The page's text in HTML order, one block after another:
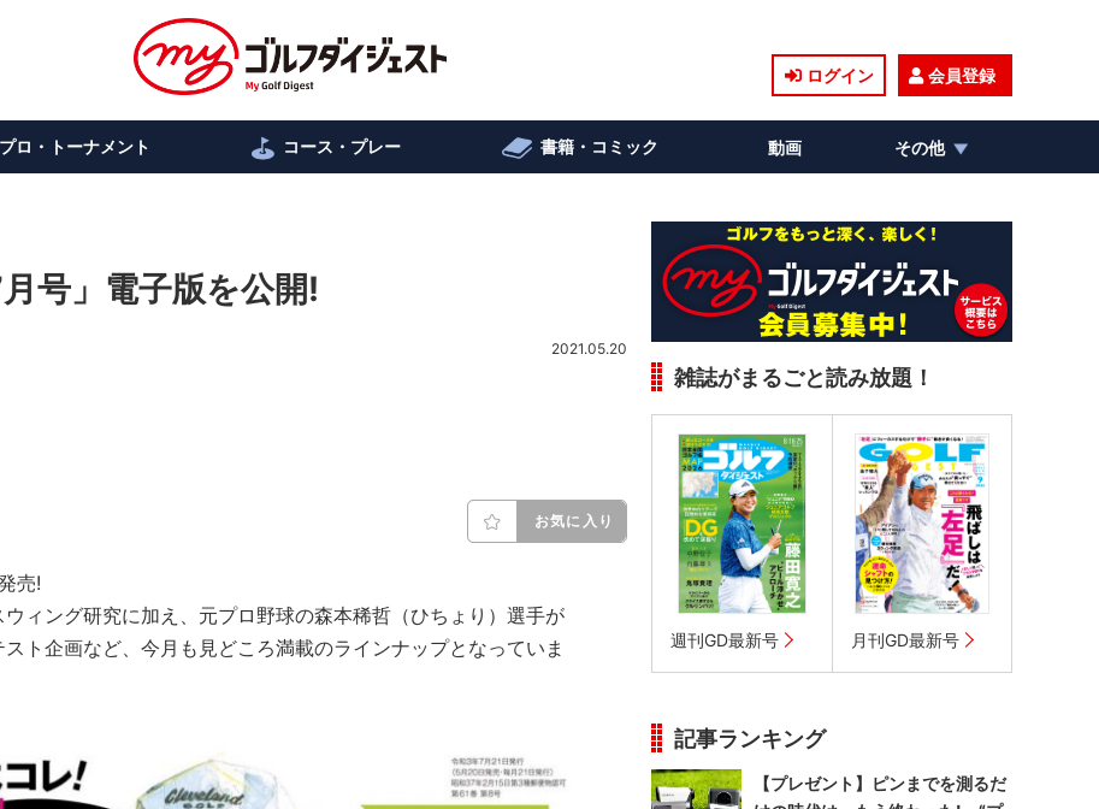
ログイン 会員登録
プロ・トーナメント コース・プレー 書籍・コミック 動画 その他
号」電子版を公開!
2021.05.20
お気に入り
売!
ィング研究に加え、元プロ野球の森本稀哲（ひちょり）選手が
ト企画など、今月も見どころ満載のラインナップとなっていま
雑誌がまるごと読み放題！
週刊GD最新号 月刊GD最新号
記事ランキング
【プレゼント】ピンまでを測るだ